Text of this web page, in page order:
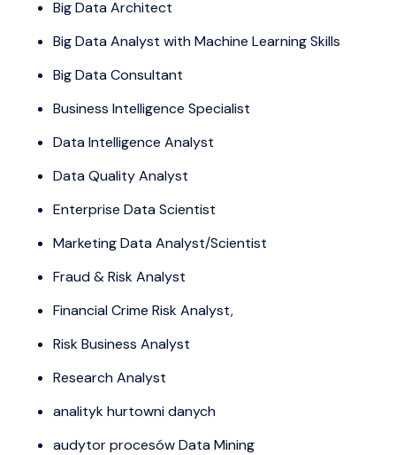
Big Data Architect
Big Data Analyst with Machine Learning Skills
Big Data Consultant
Business Intelligence Specialist
Data Intelligence Analyst
Data Quality Analyst
Enterprise Data Scientist
Marketing Data Analyst/Scientist
Fraud & Risk Analyst
Financial Crime Risk Analyst,
Risk Business Analyst
Research Analyst
analityk hurtowni danych
audytor procesów Data Mining